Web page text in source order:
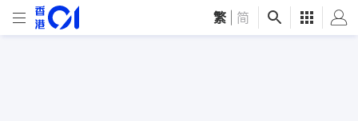
繁 简